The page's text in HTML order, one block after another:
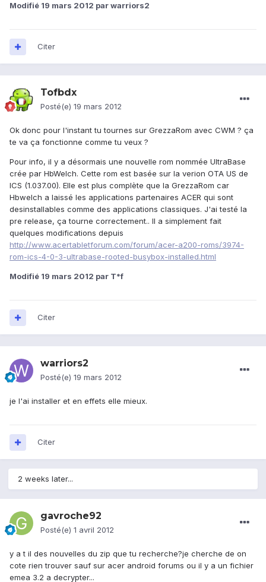
Modifié 19 mars 2012 par warriors2
Citer
Tofbdx
Posté(e) 19 mars 2012
Ok donc pour l'instant tu tournes sur GrezzaRom avec CWM ? ça
te va ça fonctionne comme tu veux ?
Pour info, il y a désormais une nouvelle rom nommée UltraBase
crée par HbWelch. Cette rom est basée sur la verion OTA US de
ICS (1.037.00). Elle est plus complète que la GrezzaRom car
Hbwelch a laissé les applications partenaires ACER qui sont
desinstallables comme des applications classiques. J'ai testé la
pre release, ça tourne correctement.. Il a simplement fait
quelques modifications depuis
http://www.acertabletforum.com/forum/acer-a200-roms/3974-
rom-ics-4-0-3-ultrabase-rooted-busybox-installed.html
Modifié 19 mars 2012 par T*f
Citer
warriors2
Posté(e) 19 mars 2012
je l'ai installer et en effets elle mieux.
Citer
2 weeks later...
gavroche92
Posté(e) 1 avril 2012
y a t il des nouvelles du zip que tu recherche?je cherche de on
cote rien trouver sauf sur acer android forums ou il y a un fichier
emea 3.2 a decrypter...